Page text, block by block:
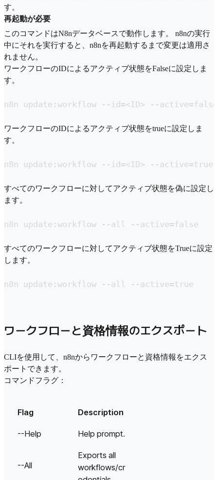
す。
再起動が必要
このコマンドはN8nデータベースで動作します。 n8nの実行
中にそれを実行すると、n8nを再起動するまで変更は適用さ
れません。
ワークフローのIDによるアクティブ状態をFalseに設定しま
す。
n8n update:workflow --id=<ID> --active=false
ワークフローのIDによるアクティブ状態をtrueに設定しま
す。
n8n update:workflow --id=<ID> --active=true
すべてのワークフローに対してアクティブ状態を偽に設定し
ます。
n8n update:workflow --all --active=false
すべてのワークフローに対してアクティブ状態をTrueに設定
します。
n8n update:workflow --all --active=true
ワークフローと資格情報のエクスポート
CLIを使用して、n8nからワークフローと資格情報をエクス
ポートできます。
コマンドフラグ：
Flag Description
--Help Help prompt.
--All
Exports all
workflows/cr